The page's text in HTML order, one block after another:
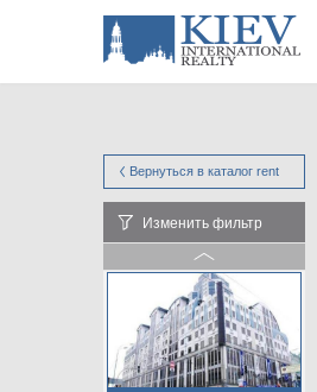
Вернуться в каталог rent
Изменить фильтр